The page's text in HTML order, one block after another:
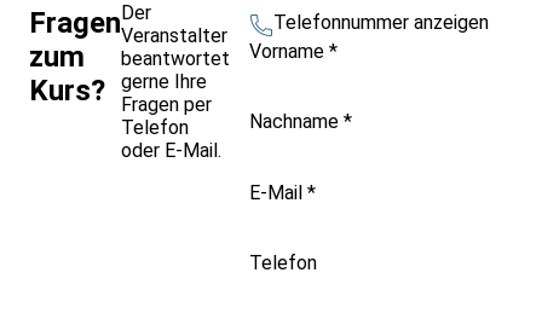
Fragen
zum
Kurs?
Der
Veranstalter
beantwortet
gerne Ihre
Fragen per
Telefon
oder E-Mail.
Telefonnummer anzeigen
Vorname *
Nachname *
E-Mail *
Telefon